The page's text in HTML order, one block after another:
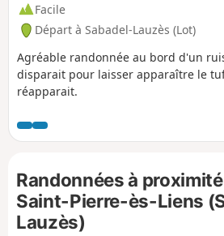
Facile
Départ à Sabadel-Lauzès (Lot)
Agréable randonnée au bord d'un
disparait pour laisser apparaître le
réapparait.
Randonnées à
Saint-Pierre-ès-Liens
Lauzès)